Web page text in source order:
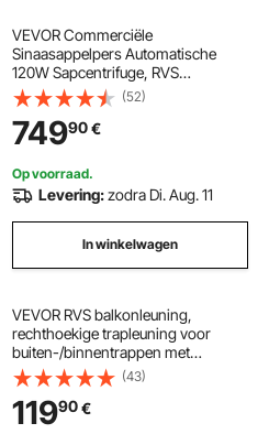
VEVOR Commerciële
Sinaasappelpers Automatische
120W Sapcentrifuge, RVS
Sinaasappelpers voor 20
Sinaasappels per Minuut, met
Uittrekbaar Filter, RVS Deksel
Citruspers Sapcentrifuge Elektrisch
(52)
74990€
Op voorraad.
Levering:zodra Di. Aug. 11
In winkelwagen
VEVOR RVS balkonleuning,
rechthoekige trapleuning voor
buiten-/binnentrappen met
eindkap, matzwarte coating,
kabelleuningset, 50x25x1981 mm
(43)
11990€